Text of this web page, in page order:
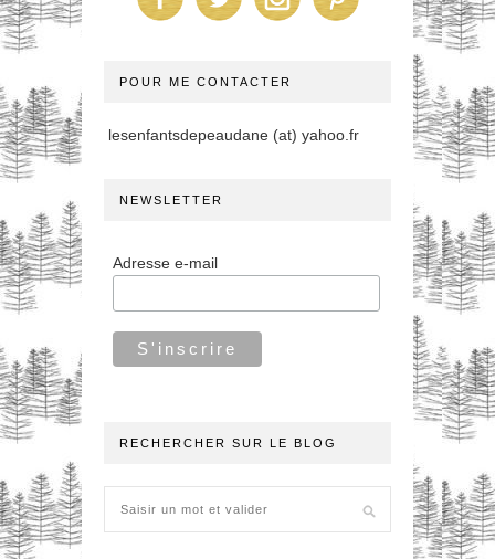
POUR ME CONTACTER
lesenfantsdepeaudane (at) yahoo.fr
NEWSLETTER
Adresse e-mail
RECHERCHER SUR LE BLOG